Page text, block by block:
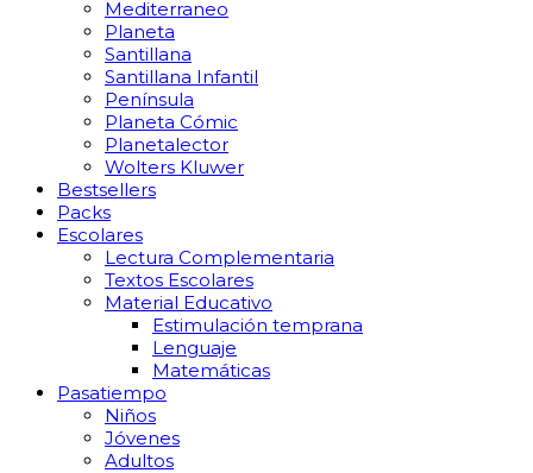
Mediterraneo
Planeta
Santillana
Santillana Infantil
Península
Planeta Cómic
Planetalector
Wolters Kluwer
Bestsellers
Packs
Escolares
Lectura Complementaria
Textos Escolares
Material Educativo
Estimulación temprana
Lenguaje
Matemáticas
Pasatiempo
Niños
Jóvenes
Adultos